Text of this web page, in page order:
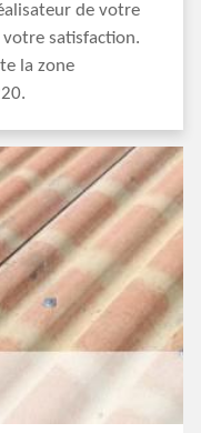
de votre
satisfaction.
la zone